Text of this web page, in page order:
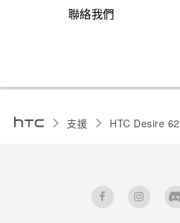
聯絡我們
支援 HTC Desire